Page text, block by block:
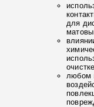
для
любом